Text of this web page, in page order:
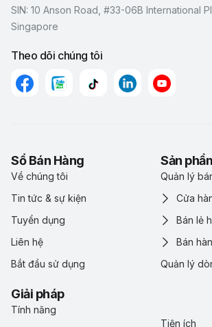
SIN: 10 Anson Road, #33-06B International
Singapore
Theo dõi chúng tôi
Sổ Bán Hàng
Về chúng tôi
Tin tức & sự kiện
Tuyển dụng
Liên hệ
Bắt đầu sử dụng
Sản
Quản lý
Cửa
Bán lẻ
Bán
Quản lý
Giải pháp
Tính năng
Tiện ích